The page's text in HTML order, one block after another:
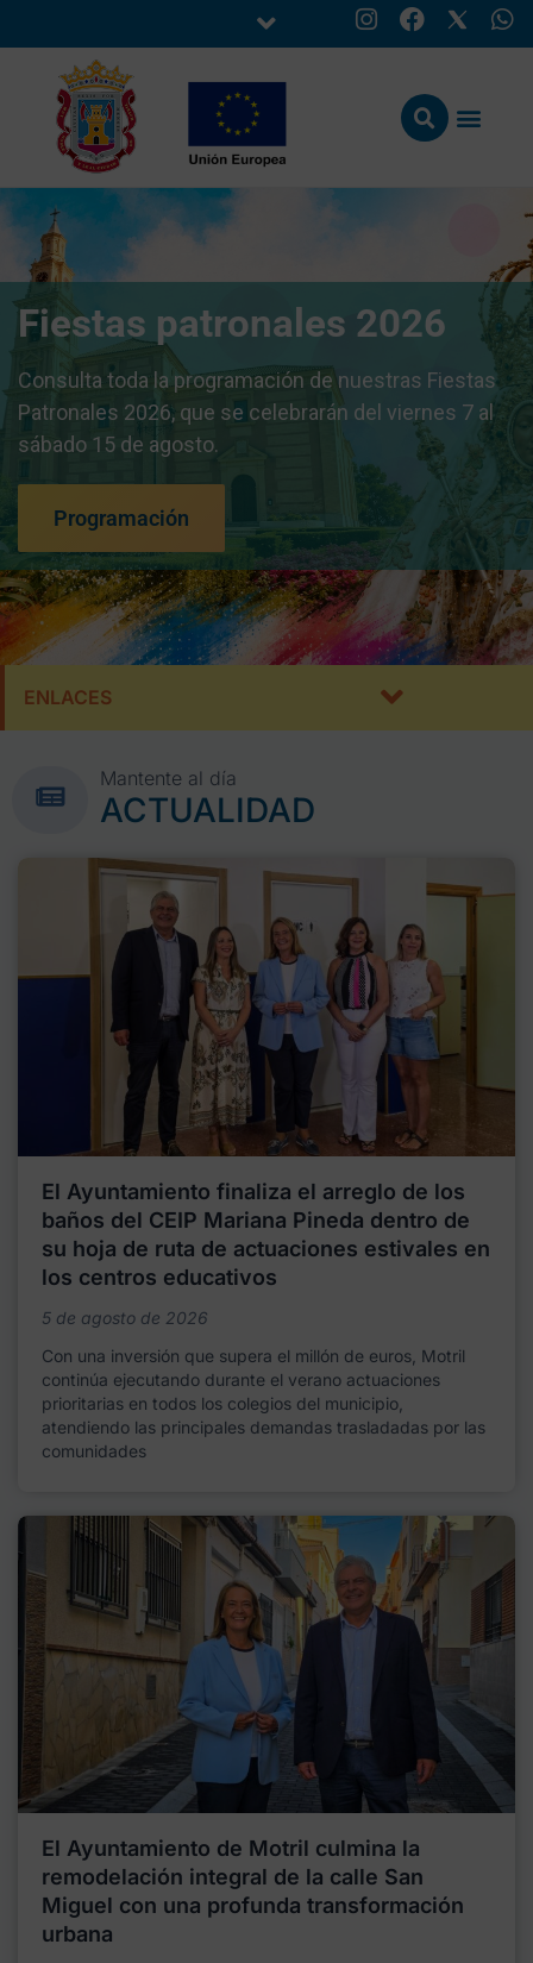
Fiestas patronales 2026
Consulta toda la programación de nuestras Fiestas
Patronales 2026, que se celebrarán del viernes 7 al
sábado 15 de agosto.
Programación
ENLACES
Mantente al día
ACTUALIDAD
El Ayuntamiento finaliza el arreglo de los
baños del CEIP Mariana Pineda dentro de
su hoja de ruta de actuaciones estivales en
los centros educativos
5 de agosto de 2026
Con una inversión que supera el millón de euros, Motril
continúa ejecutando durante el verano actuaciones
prioritarias en todos los colegios del municipio,
atendiendo las principales demandas trasladadas por las
comunidades
El Ayuntamiento de Motril culmina la
remodelación integral de la calle San
Miguel con una profunda transformación
urbana